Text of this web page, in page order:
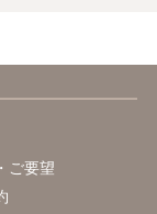
ご要望